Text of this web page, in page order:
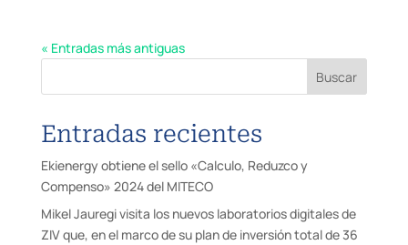
« Entradas más antiguas
Buscar
Entradas recientes
Ekienergy obtiene el sello «Calculo, Reduzco y
Compenso» 2024 del MITECO
Mikel Jauregi visita los nuevos laboratorios digitales de
ZIV que, en el marco de su plan de inversión total de 36